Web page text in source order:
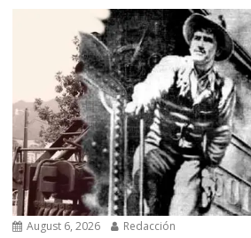
August 6, 2026 Redacción